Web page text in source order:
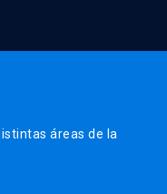
áreas de la